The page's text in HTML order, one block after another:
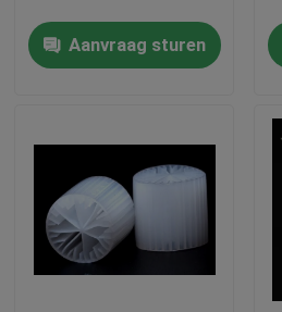
Huis
Ongeveer ons
Fabrieksreis
Aanvraag sturen